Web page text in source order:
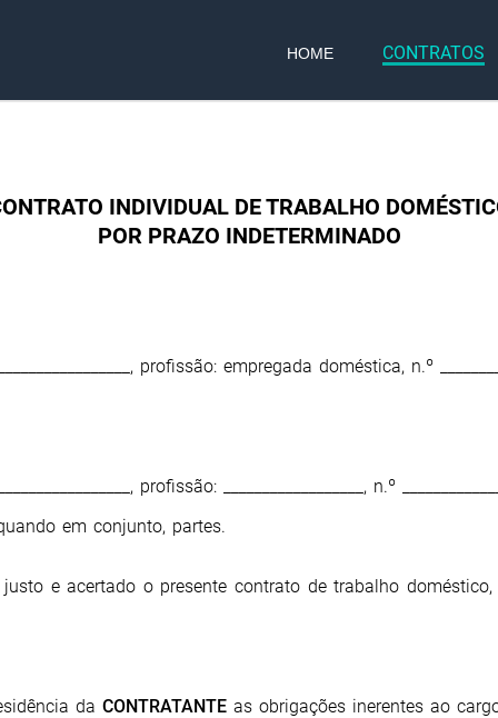
HOME CONTRATOS
INDIVIDUAL DE TRABALHO
POR PRAZO INDETERMINADO
profissão: empregada doméstica, n.º
profissão: __________________, n.º
em conjunto, partes.
e acertado o presente contrato de trabalho
daCONTRATANTE as obrigações inerentes ao